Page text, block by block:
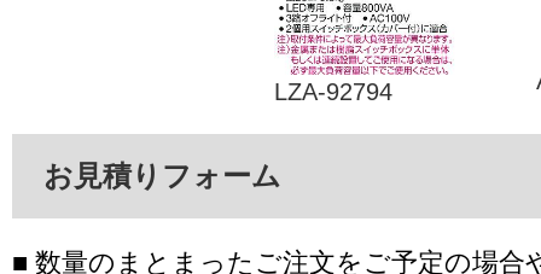
LZA-92794
お見積りフォーム
■ 数量のまとまったご注文をご予定の場合